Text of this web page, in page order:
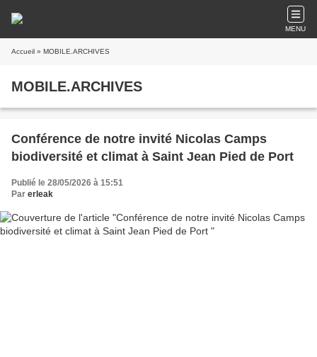
MENU
Accueil » MOBILE.ARCHIVES
MOBILE.ARCHIVES
Conférence de notre invité Nicolas Camps
biodiversité et climat à Saint Jean Pied de Port
Publié le 28/05/2026 à 15:51
Par erleak